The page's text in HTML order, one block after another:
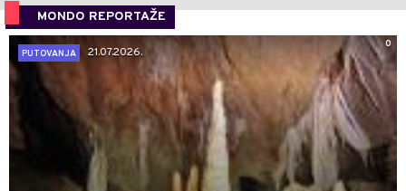
MONDO REPORTAŽE
0
PUTOVANJA
21.07.2026.